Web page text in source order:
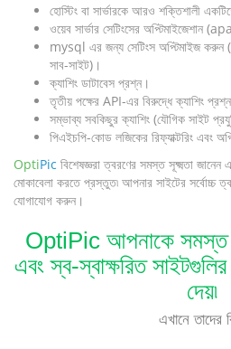
হোস্টিং বা সার্ভারকে আরও শক্তিশালী
ওয়েব সার্ভার সেটিংসের
mysql এর জন্য সেটিংস অপ্টিমাইজ করুন
সাব-সাইট)।
ক্যাশিং ডাটাবেস প্রশ্ন।
তৃতীয় পক্ষের API-এর বিরুদ্ধে ক্যাশিং
সম্ভাব্য সবকিছুর ক্যাশিং (যৌগিক সাইট
পিএইচপি-কোড লজিকের রিফ্যাক্টরিং এবং
OptiPic বিশেষজ্ঞরা ত্বরণের সমস্ত সূক্ষ্মতা
মোকাবেলা করতে প্রস্তুত৷ আপনার সাইটের সর্বোচ্চ
যোগাযোগ করুন।
OptiPic আপনাকে সমস্ত
এবং স্ব-স্বাক্ষরিত
দেয়৷
এখানে তাদের